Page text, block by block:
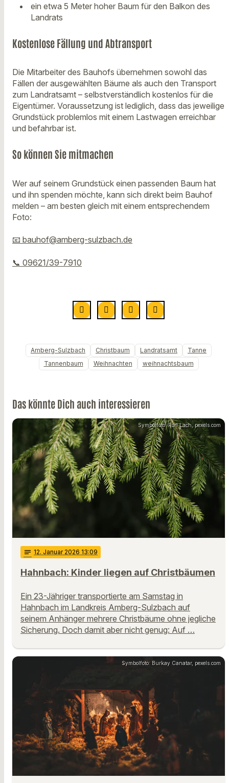
ein etwa 5 Meter hoher Baum für den Balkon des
Landrats
Kostenlose Fällung und Abtransport
Die Mitarbeiter des Bauhofs übernehmen sowohl das
Fällen der ausgewählten Bäume als auch den Transport
zum Landratsamt – selbstverständlich kostenlos für die
Eigentümer. Voraussetzung ist lediglich, dass das jeweilige
Grundstück problemlos mit einem Lastwagen erreichbar
und befahrbar ist.
So können Sie mitmachen
Wer auf seinem Grundstück einen passenden Baum hat
und ihn spenden möchte, kann sich direkt beim Bauhof
melden – am besten gleich mit einem entsprechendem
Foto:
📧 bauhof@amberg-sulzbach.de
📞 09621/39-7910
Amberg-Sulzbach Christbaum Landratsamt
Tanne
Tannenbaum
Weihnachten weihnachtsbaum
Das könnte Dich auch interessieren
Symbolfoto: Ron Lach, pexels.com
notes 12. Januar 2026 13:09
Hahnbach: Kinder liegen auf Christbäumen
Ein 23-Jähriger transportierte am Samstag in
Hahnbach im Landkreis Amberg-Sulzbach auf
seinem Anhänger mehrere Christbäume ohne jegliche
Sicherung. Doch damit aber nicht genug: Auf …
Symbolfoto: Burkay Canatar, pexels.com